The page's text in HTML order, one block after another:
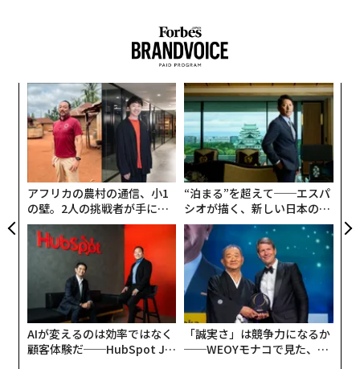
アフリカの農村の通信、小1
の壁。2人の挑戦者が手にし
た「次なる武器」
“泊まる”を超えて──エスパ
シオが描く、新しい日本のラ
グジュアリー（前編）
AIが変えるのは効率ではなく
顧客体験だ──HubSpot Ja
「誠実さ」は競争力になるか
──WEOYモナコで見た、く